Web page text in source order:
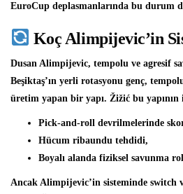
EuroCup deplasmanlarında bu durum
Koç Alimpijevic’in
Dusan Alimpijevic, tempolu ve agresif
Beşiktaş’ın yerli rotasyonu genç,
üretim yapan bir yapı. Žižić bu yapının
Pick-and-roll devrilmelerinde
Hücum ribaundu tehdidi,
Boyalı alanda fiziksel savunma
Ancak Alimpijevic’in sisteminde switch